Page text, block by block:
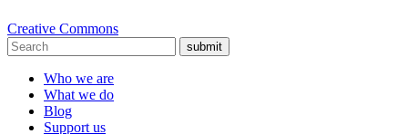
Creative Commons
submit
Who we are
What we do
Blog
Support us